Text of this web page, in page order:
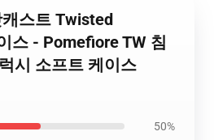
스트 Twisted
스 - Pomefiore TW 침
시 소프트 케이스
50%